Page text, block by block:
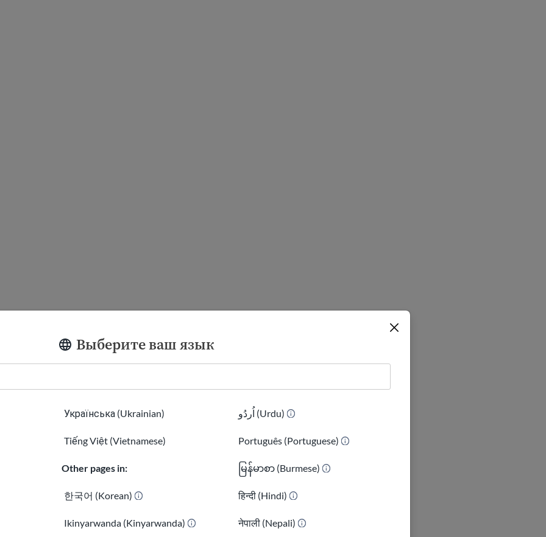
Выберите ваш язык
Українська (Ukrainian)
Tiếng Việt (Vietnamese)
Other pages in:
한국어 (Korean)
Ikinyarwanda (Kinyarwanda)
اُردُو (Urdu)
Português (Portuguese)
မြန်မာစာ (Burmese)
हिन्दी (Hindi)
नेपाली (Nepali)
GED